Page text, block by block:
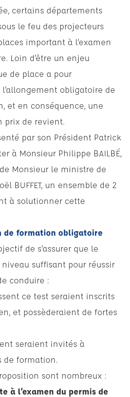
certains départements
le feu des projecteurs
important à l‘examen
Loin d’être un enjeu
de place a pour
obligatoire de
et en conséquence, une
prix de revient.
par son Président Patrick
à Monsieur Philippe BAILBÉ,
Monsieur le ministre de
BUFFET, un ensemble de 2
à solutionner cette
de formation obligatoire
de s’assurer que le
suffisant pour réussir
conduire :
ce test seraient inscrits
et possèderaient de fortes
seraient invités à
de formation.
sont nombreux :
à l’examen du permis de